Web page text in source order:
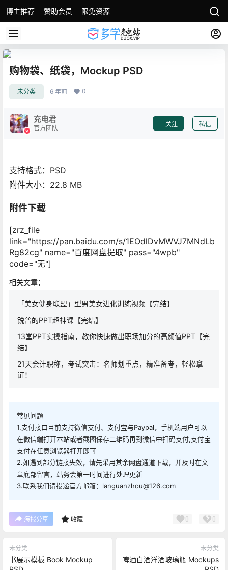
博主推荐 赞助会员 限免资源
购物袋、纸袋，Mockup PSD
未分类 6 年前 0
充电君
官方团队
关注 私信
支持格式：PSD
附件大小：22.8 MB
附件下载
[zrz_file
link="https://pan.baidu.com/s/1EOdlDvMWVJ7MNdLb
Rg82cg" name="百度网盘提取" pass="4wpb"
code="无"]
相关文章：
「美女健身联盟」型男美女进化训练视频【完结】
锐普的PPT超神课【完结】
13堂PPT实操指南，教你快速做出职场加分的高颜值PPT【完
结】
21天会计职称，考试突击：名师划重点，精准备考，轻松拿
证！
常见问题
1.支付接口目前支持微信支付、支付宝与Paypal，手机端用户可以
在微信端打开本站或者截图保存二维码再到微信中扫码支付,支付宝
支付在任意浏览器打开即可
2.如遇到部分链接失效，请先采用其余网盘通道下载，并及时在文
章底部留言，站务会第一时间进行处理更新
3.联系我们请投递官方邮箱：languanzhou@126.com
海报分享 收藏 0 0
未分类
书展示模板 Book Mockup
未分类
啤酒白酒洋酒玻璃瓶 Mockups